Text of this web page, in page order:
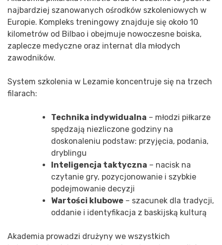
najbardziej szanowanych ośrodków szkoleniowych w
Europie. Kompleks treningowy znajduje się około 10
kilometrów od Bilbao i obejmuje nowoczesne boiska,
zaplecze medyczne oraz internat dla młodych
zawodników.
System szkolenia w Lezamie koncentruje się na trzech
filarach:
Technika indywidualna – młodzi piłkarze
spędzają niezliczone godziny na
doskonaleniu podstaw: przyjęcia, podania,
dryblingu
Inteligencja taktyczna – nacisk na
czytanie gry, pozycjonowanie i szybkie
podejmowanie decyzji
Wartości klubowe – szacunek dla tradycji,
oddanie i identyfikacja z baskijską kulturą
Akademia prowadzi drużyny we wszystkich